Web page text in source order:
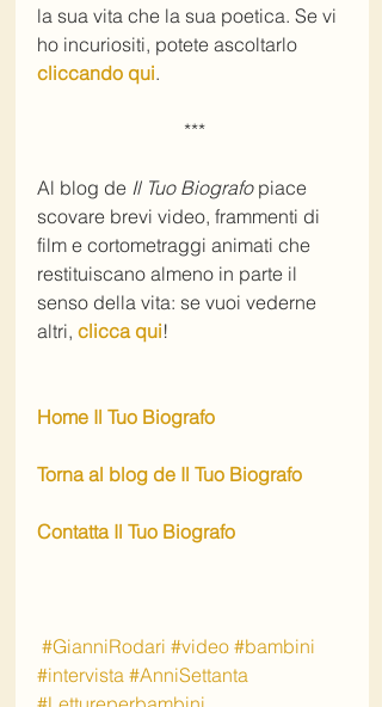
la sua vita che la sua poetica. Se vi
ho incuriositi, potete ascoltarlo
cliccando qui.
***
Al blog de Il Tuo Biografo piace
scovare brevi video, frammenti di
film e cortometraggi animati che
restituiscano almeno in parte il
senso della vita: se vuoi vederne
altri, clicca qui!​
Home Il Tuo Biografo
Torna al blog de Il Tuo Biografo
Contatta Il Tuo Biografo
#GianniRodari #video #bambini
#intervista #AnniSettanta